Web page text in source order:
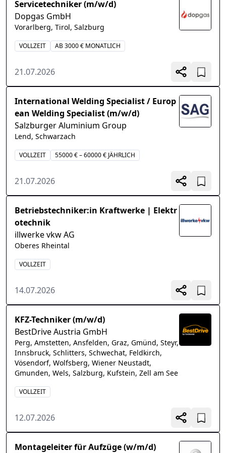
Servicetechniker (m/w/d)
Dopgas GmbH
Vorarlberg, Tirol, Salzburg
VOLLZEIT AB 3000 € MONATLICH
21.07.2026
International Welding Specialist / Europ
ean Welding Specialist (m/w/d)
Salzburger Aluminium Group
Lend, Schwarzach
VOLLZEIT 55000 € – 60000 € JÄHRLICH
21.07.2026
Betriebstechniker:in Kraftwerke | Elektr
otechnik
illwerke vkw AG
Oberes Rheintal
VOLLZEIT
14.07.2026
KFZ-Techniker (m/w/d)
BestDrive Austria GmbH
Perg, Amstetten, Ansfelden, Graz, Gmünd, Steyr,
Innsbruck, Schlitters, Schwechat, Feldkirch,
Vösendorf, Wolfsberg, Wiener Neustadt,
Gmunden, Wels, Salzburg, Kufstein, Zell am See
VOLLZEIT
12.07.2026
Montageleiter für Aufzüge (w/m/d)